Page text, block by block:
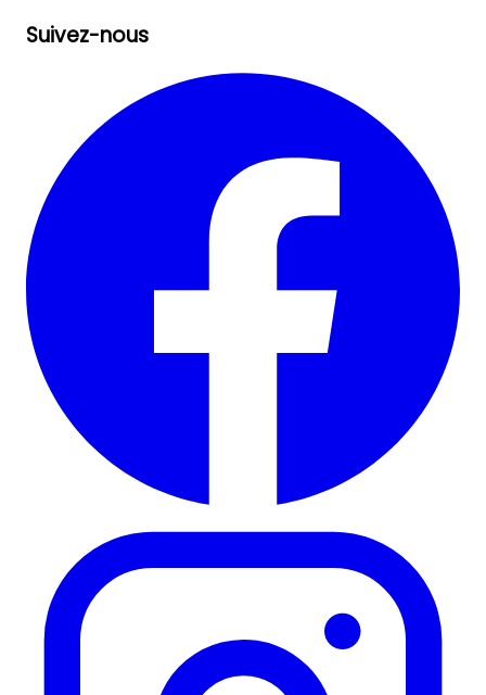
Suivez-nous